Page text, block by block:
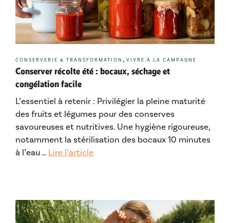
Conserver récolte été : bocaux, séchage et
congélation facile
L’essentiel à retenir : Privilégier la pleine maturité
des fruits et légumes pour des conserves
savoureuses et nutritives. Une hygiène rigoureuse,
notamment la stérilisation des bocaux 10 minutes
à l’eau … Lire l’article
Catégories
CONSERVERIE & TRANSFORMATION , VIVRE À LA CAMPAGNE